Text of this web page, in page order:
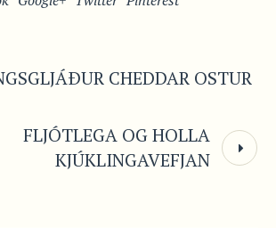
CHEDDAR OSTUR
FLJÓTLEGA OG HOLLA
KJÚKLINGAVEFJAN